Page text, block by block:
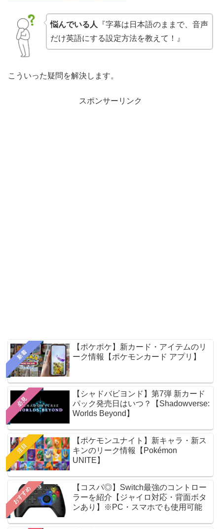
悩んでいる人 『字幕は日本語のままで、音声
だけ英語にする設定方法を教えて！』
こういった疑問を解決します。
スポンサーリンク
新着
【ポケポケ】新カード・アイテムのリ
ーク情報【ポケモンカード アプリ】
必見
【シャドバビヨンド】第7弾 新カード
パック発売日はいつ？【Shadowverse:
Worlds Beyond】
注目
【ポケモンユナイト】新キャラ・新ス
キンのリーク情報【Pokémon
UNITE】
おすすめ
【コスパ◎】Switch最強のコントロー
ラーを紹介【ジャイロ対応・背面ボタ
ンあり】※PC・スマホでも使用可能